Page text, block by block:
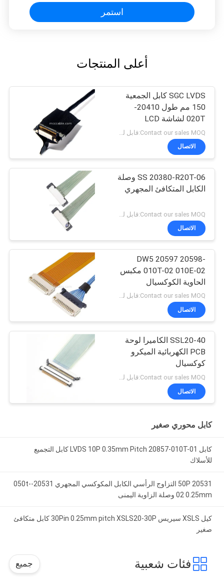
استمر
أعلى المنتجات
SGC LVDS كابل الجمعية
150 مم طول 20410-
020T لشاشة LCD
الاتصال
SS 20380-R20T-06 وصلة
الكابل المتكافئ المجهري
الاتصال
DW5 20597 20598-
010T-02 010E-02 مكبس
الحاوية الكوكسيال
المجهري
Contact our sales MOQ:قابل للتفاوض
الاتصال
SSL20-40 الكاميرا لوحة
PCB الكهربائية الميكرو
كوكسيال
Contact our sales MOQ:قابل للتفاوض
الاتصال
كابل محوري صغير
كابل LVDS 10P 0.35mm Pitch 20857-010T-01 كابل التجميع
للأسلاك
20531 50P التزاوج الرأسي الكابل المكوكسي المجهري 20531-050t-
02 0.25mm وصلة الزاوية اليمنى
كيل XSLS سيريس 30Pin 0.25mm pitch XSLS20-30P كابل متكافئ
صغير
فئات شعبية جميع